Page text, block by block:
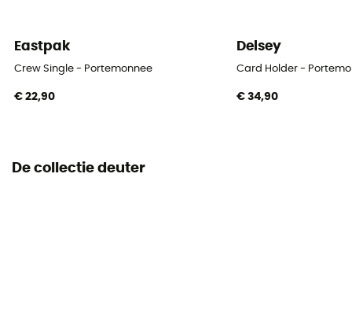
Eastpak
Crew Single - Portemonnee
€ 22,90
Delsey
Card Holder -
€ 34,90
De collectie deuter